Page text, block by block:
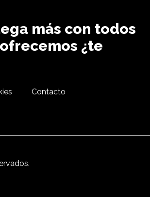
más con todos
¿te
Contacto